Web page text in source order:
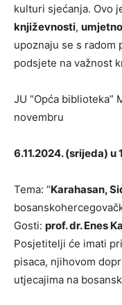
kulturi sjećanja. Ovo
književnosti,
upoznaju se s radom
podsjete na važnost
JU “Opća biblioteka”
novembru
6.11.2024. (srijeda) u
Tema: “Karahasan,
Gosti: prof. dr. Enes
Posjetitelji će imati
pisaca, njihovom
utjecajima na